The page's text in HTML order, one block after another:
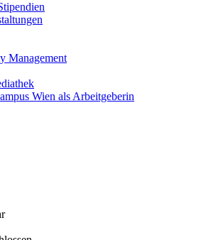
Management
Wien als Arbeitgeberin